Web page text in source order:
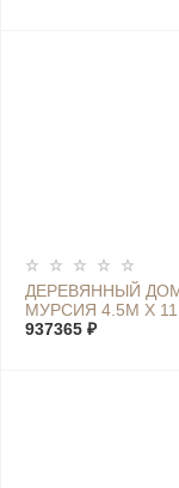
ДЕРЕВЯННЫЙ
МУРСИЯ 4.5М Х
937365 ₽